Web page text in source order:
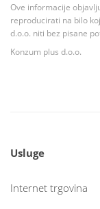
Ove informacije
reproducirati na bilo
d.o.o. niti bez pisane
Konzum plus d.o.o.
Usluge
Internet trgovina